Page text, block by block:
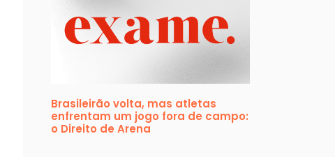
Brasileirão volta, mas atletas
enfrentam um jogo fora de campo:
o Direito de Arena